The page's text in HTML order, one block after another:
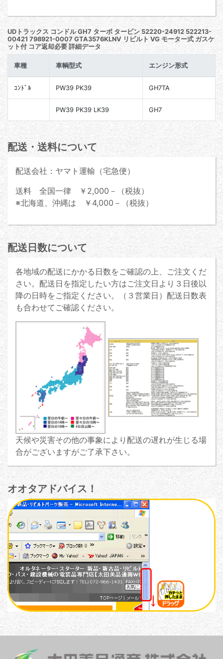
UDトラックス コンドル GH7 ターボ タービン 52220-24912 522213-
00421 798921-0007 GTA3576KLNV リビルト VG モーター式 ガスケ
ット付 コア返却必要 詳細データ
車種 車輌型式 エンジン形式
ｺﾝﾄﾞﾙ PW39 PK39 GH7TA
PW39 PK39 LK39 GH7
配送・送料について
配送会社：ヤマト運輸（宅急便）
送料 全国一律 ￥2,000－（税抜）
※北海道、沖縄は ￥4,000－（税抜）
配送日数について
各地域の配送にかかる日数をご確認の上、ご注文くだ
さい。配送日を指定したい方はご注文日より３日後以
降の日時をご指定ください。（３営業日）配送日数表
も合わせてご確認ください。
天候や災害その他の事象により配送の遅れが生じる場
合がございますがご了承下さい。
オオタアドバイス！